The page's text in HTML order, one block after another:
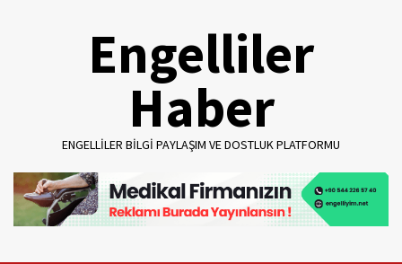
Engelliler
Haber
ENGELLILER BILGI PAYLAŞIM VE DOSTLUK PLATFORMU